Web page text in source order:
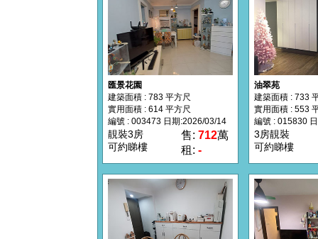
匯景花園
建築面積 : 783 平方尺
實用面積 : 614 平方尺
編號 : 003473 日期:2026/03/14
靚裝3房
可約睇樓
售: 712萬
租: -
油翠苑
建築面積 : 733
實用面積 : 553
編號 : 015830
3房靚裝
可約睇樓